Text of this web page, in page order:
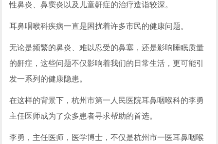
性鼻炎、鼻窦炎以及儿童鼾症的治疗造诣较深。
耳鼻咽喉科疾病一直是困扰着许多市民的健康问题。
无论是频繁的鼻炎、难以忍受的鼻塞，还是影响睡眠质量
的鼾症，这些问题不仅影响着我们的日常生活，更可能引
发一系列的健康隐患。
在这样的背景下，杭州市第一人民医院耳鼻咽喉科的李勇
主任医师成为了众多患者寻求帮助的首选。
李勇，主任医师，医学博士，不仅是杭州市一医耳鼻咽喉